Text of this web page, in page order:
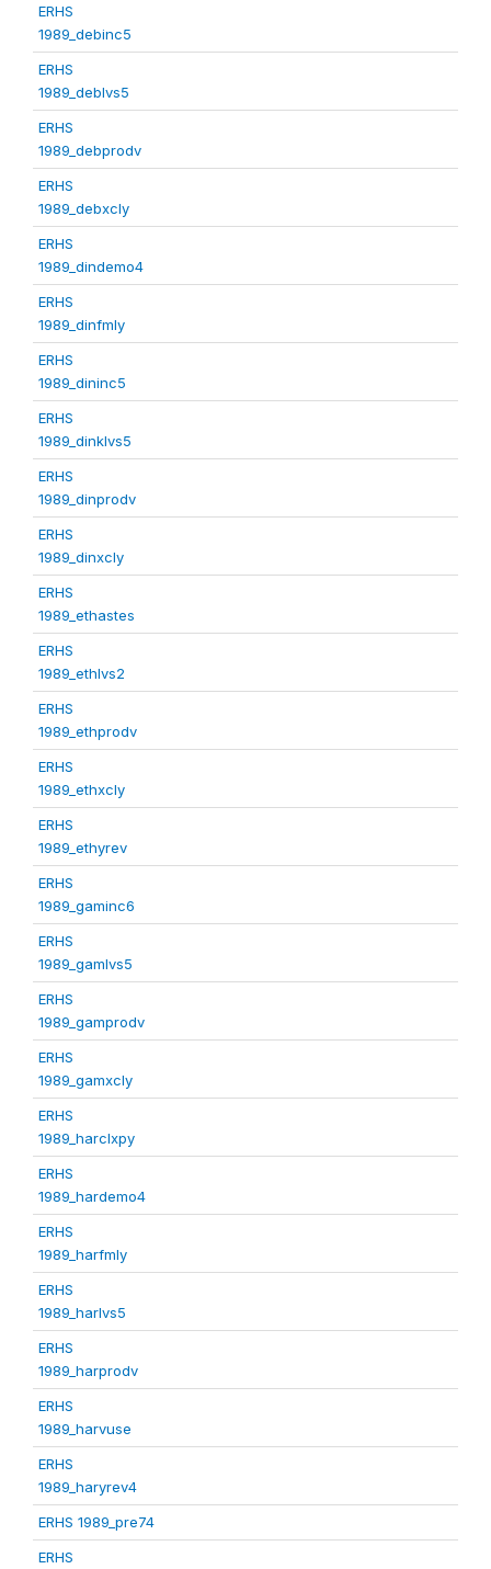
ERHS
1989_debinc5
ERHS
1989_deblvs5
ERHS
1989_debprodv
ERHS
1989_debxcly
ERHS
1989_dindemo4
ERHS
1989_dinfmly
ERHS
1989_dininc5
ERHS
1989_dinklvs5
ERHS
1989_dinprodv
ERHS
1989_dinxcly
ERHS
1989_ethastes
ERHS
1989_ethlvs2
ERHS
1989_ethprodv
ERHS
1989_ethxcly
ERHS
1989_ethyrev
ERHS
1989_gaminc6
ERHS
1989_gamlvs5
ERHS
1989_gamprodv
ERHS
1989_gamxcly
ERHS
1989_harclxpy
ERHS
1989_hardemo4
ERHS
1989_harfmly
ERHS
1989_harlvs5
ERHS
1989_harprodv
ERHS
1989_harvuse
ERHS
1989_haryrev4
ERHS 1989_pre74
ERHS